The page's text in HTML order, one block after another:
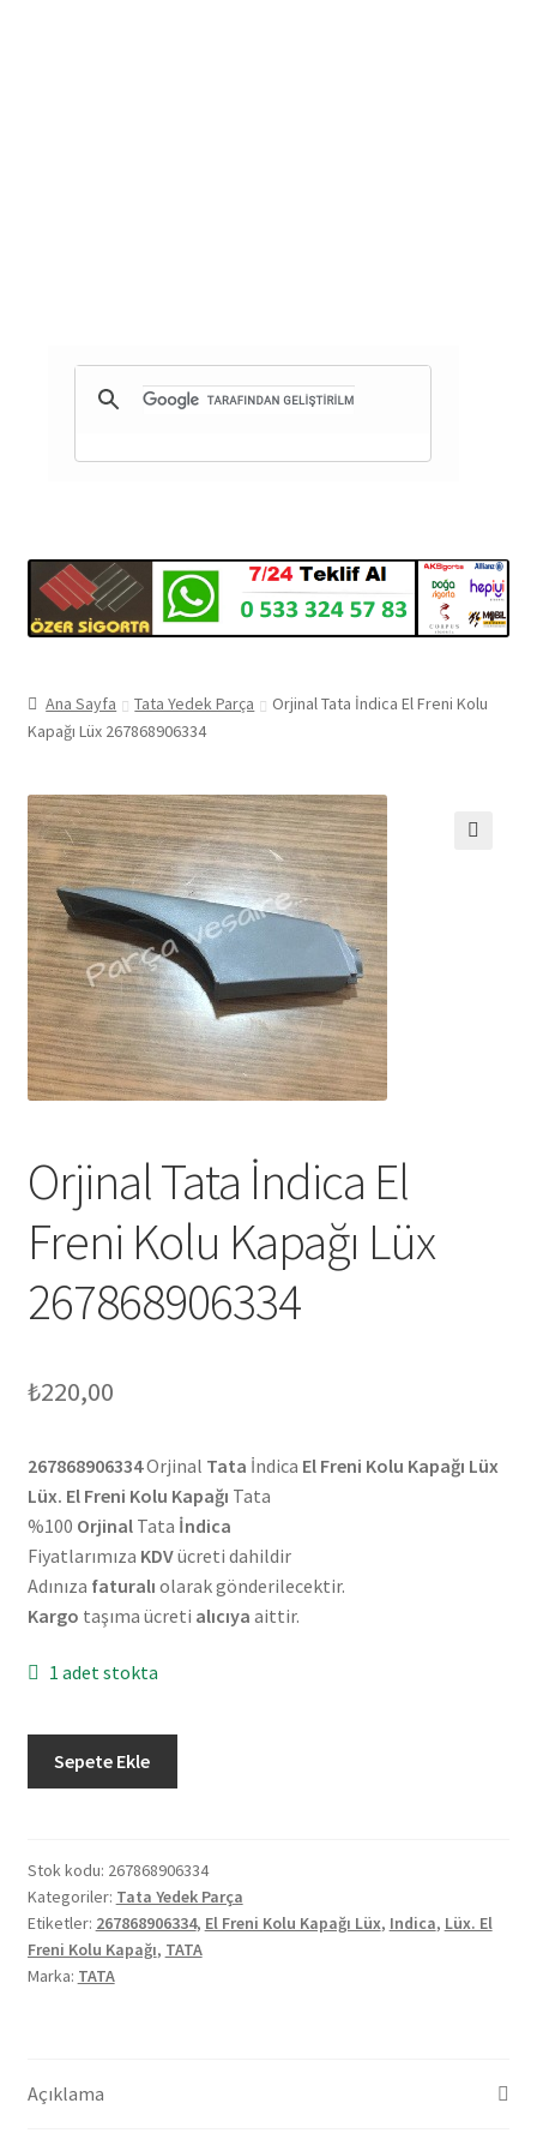
Ana Sayfa Tata Yedek Parça
Orjinal Tata İndica El Freni Kolu
Kapağı Lüx 267868906334
Orjinal Tata İndica El
Freni Kolu Kapağı Lüx
267868906334
₺220,00
267868906334Orjinal Tata İndica El Freni Kolu Kapağı Lüx
Lüx. El Freni Kolu Kapağı Tata
%100 OrjinalTata İndica
Fiyatlarımıza KDVücreti dahildir
Adınıza faturalı olarak gönderilecektir.
Kargo taşıma ücreti alıcıya aittir.
1 adet stokta
Freni
Kolu
Kapağı
Lüx
267868906334
Sepete Ekle
Stok kodu: 267868906334
Kategoriler: Tata Yedek Parça
Etiketler: 267868906334, El Freni Kolu Kapağı Lüx, Indica, Lüx. El
Freni Kolu Kapağı, TATA
Marka: TATA
Açıklama